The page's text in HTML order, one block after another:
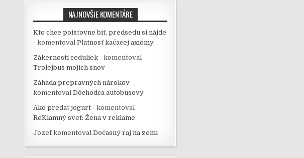
NAJNOVŠIE KOMENTÁRE
Kto chce poisťovne biť, predsedu si nájde
- komentovalPlatnosť kačacej axiómy
Zákernosti ceduliek - komentoval
Trolejbus mojich snov
Záhada prepravných nárokov -
komentovalDôchodca autobusový
Ako predať jogurt - komentoval
ReKlamný svet: Žena v reklame
JozefkomentovalDočasný raj na zemi